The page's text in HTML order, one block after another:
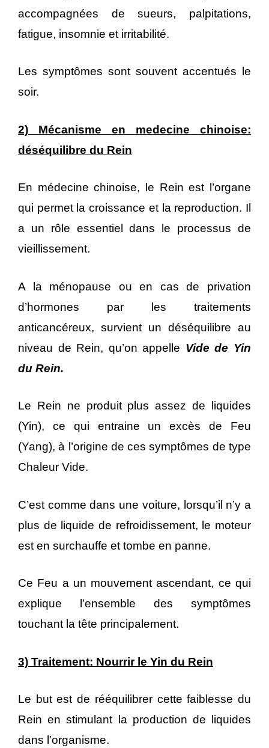
accompagnées de sueurs, palpitations,
fatigue, insomnie et irritabilité.
Les symptômes sont souvent accentués le
soir.
2) Mécanisme en medecine chinoise:
déséquilibre du Rein
En médecine chinoise, le Rein est l’organe
qui permet la croissance et la reproduction. Il
a un rôle essentiel dans le processus de
vieillissement.
A la ménopause ou en cas de privation
d’hormones par les traitements
anticancéreux, survient un déséquilibre au
niveau de Rein, qu’on appelle Vide de Yin
du Rein.
Le Rein ne produit plus assez de liquides
(Yin), ce qui entraine un excès de Feu
(Yang), à l’origine de ces symptômes de type
Chaleur Vide.
C’est comme dans une voiture, lorsqu’il n’y a
plus de liquide de refroidissement, le moteur
est en surchauffe et tombe en panne.
Ce Feu a un mouvement ascendant, ce qui
explique l’ensemble des symptômes
touchant la tête principalement.
3) Traitement: Nourrir le Yin du Rein
Le but est de rééquilibrer cette faiblesse du
Rein en stimulant la production de liquides
dans l’organisme.